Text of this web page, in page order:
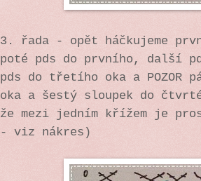
3. řada - opět háčkujeme
poté pds do prvního, další
pds do třetího oka a POZOR
oka a šestý sloupek do
že mezi jedním křížem je
- viz nákres)